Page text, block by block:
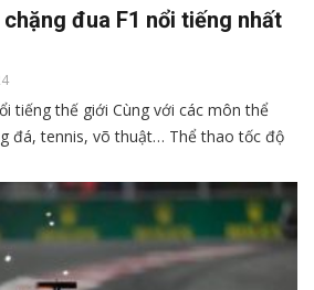
đua F1 nổi tiếng nhất
tiếng thế giới Cùng với các môn thể
đá, tennis, võ thuật… Thể thao tốc độ